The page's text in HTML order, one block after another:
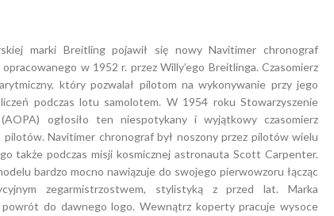
marki Breitling pojawił się nowy Navitimer chronograf
w 1952 r. przez Willy’ego Breitlinga. Czasomierz
który pozwalał pilotom na wykonywanie przy jego
podczas lotu samolotem. W 1954 roku Stowarzyszenie
ogłosiło ten niespotykany i wyjątkowy czasomierz
pilotów. Navitimer chronograf był noszony przez pilotów wielu
także podczas misji kosmicznej astronauta Scott Carpenter.
bardzo mocno nawiązuje do swojego pierwowzoru łącząc
zegarmistrzostwem, stylistyką z przed lat. Marka
powrót do dawnego logo. Wewnątrz koperty pracuje wysoce